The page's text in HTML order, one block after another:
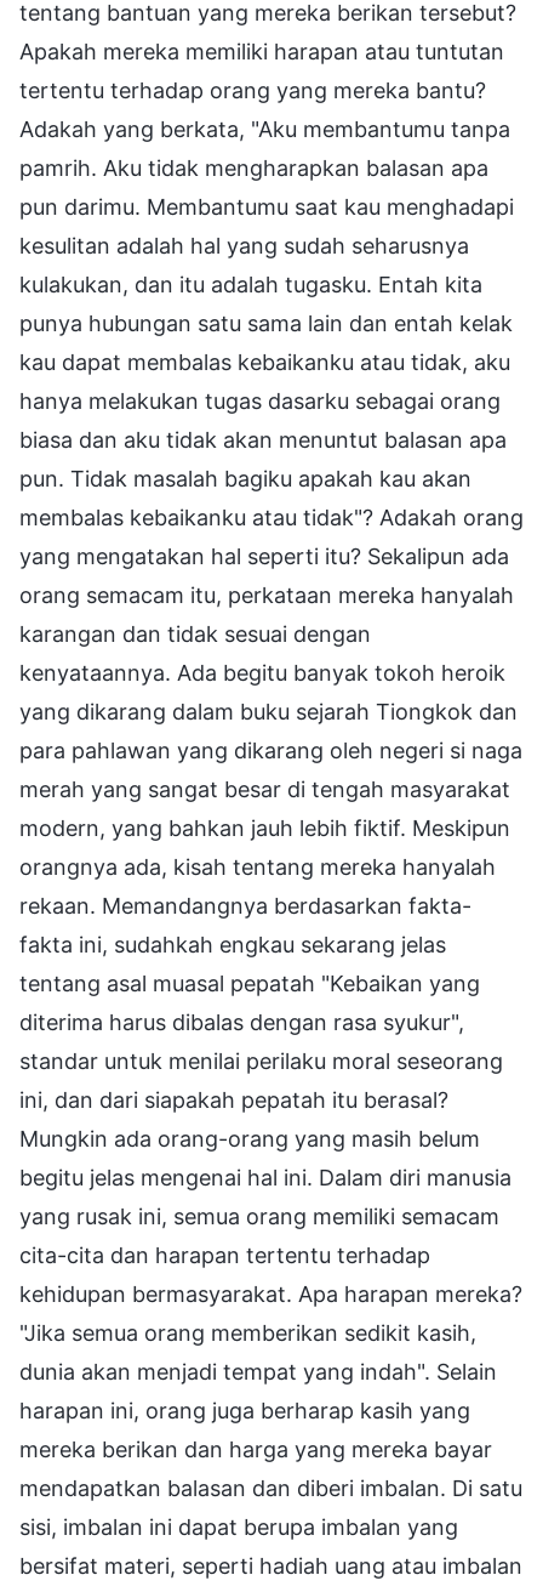
tentang bantuan yang mereka berikan tersebut?
Apakah mereka memiliki harapan atau tuntutan
tertentu terhadap orang yang mereka bantu?
Adakah yang berkata, "Aku membantumu tanpa
pamrih. Aku tidak mengharapkan balasan apa
pun darimu. Membantumu saat kau menghadapi
kesulitan adalah hal yang sudah seharusnya
kulakukan, dan itu adalah tugasku. Entah kita
punya hubungan satu sama lain dan entah kelak
kau dapat membalas kebaikanku atau tidak, aku
hanya melakukan tugas dasarku sebagai orang
biasa dan aku tidak akan menuntut balasan apa
pun. Tidak masalah bagiku apakah kau akan
membalas kebaikanku atau tidak"? Adakah orang
yang mengatakan hal seperti itu? Sekalipun ada
orang semacam itu, perkataan mereka hanyalah
karangan dan tidak sesuai dengan
kenyataannya. Ada begitu banyak tokoh heroik
yang dikarang dalam buku sejarah Tiongkok dan
para pahlawan yang dikarang oleh negeri si naga
merah yang sangat besar di tengah masyarakat
modern, yang bahkan jauh lebih fiktif. Meskipun
orangnya ada, kisah tentang mereka hanyalah
rekaan. Memandangnya berdasarkan fakta-
fakta ini, sudahkah engkau sekarang jelas
tentang asal muasal pepatah "Kebaikan yang
diterima harus dibalas dengan rasa syukur",
standar untuk menilai perilaku moral seseorang
ini, dan dari siapakah pepatah itu berasal?
Mungkin ada orang-orang yang masih belum
begitu jelas mengenai hal ini. Dalam diri manusia
yang rusak ini, semua orang memiliki semacam
cita-cita dan harapan tertentu terhadap
kehidupan bermasyarakat. Apa harapan mereka?
"Jika semua orang memberikan sedikit kasih,
dunia akan menjadi tempat yang indah". Selain
harapan ini, orang juga berharap kasih yang
mereka berikan dan harga yang mereka bayar
mendapatkan balasan dan diberi imbalan. Di satu
sisi, imbalan ini dapat berupa imbalan yang
bersifat materi, seperti hadiah uang atau imbalan